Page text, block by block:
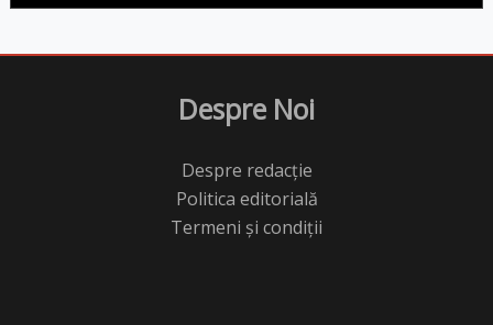
Despre Noi
Despre redacție
Politica editorială
Termeni și condiții